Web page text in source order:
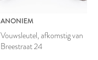
ANONIEM
Vouwsleutel, afkomstig van
Breestraat 24